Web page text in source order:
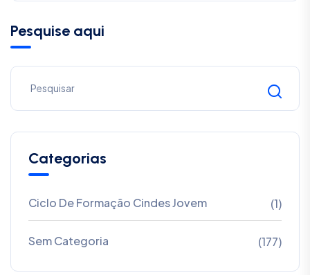
Pesquise aqui
Categorias
Ciclo De Formação Cindes Jovem (1)
Sem Categoria (177)